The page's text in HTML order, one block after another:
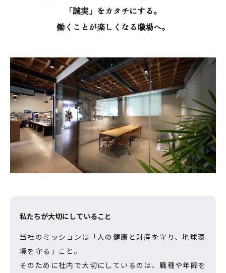
「誠実」をカタチにする。
働くことが楽しくなる職場へ。
私たちが大切にしていること
当社のミッションは「人の健康と財産を守り、地球環
境を守る」こと。
そのために社内で大切にしているのは、職種や年齢を